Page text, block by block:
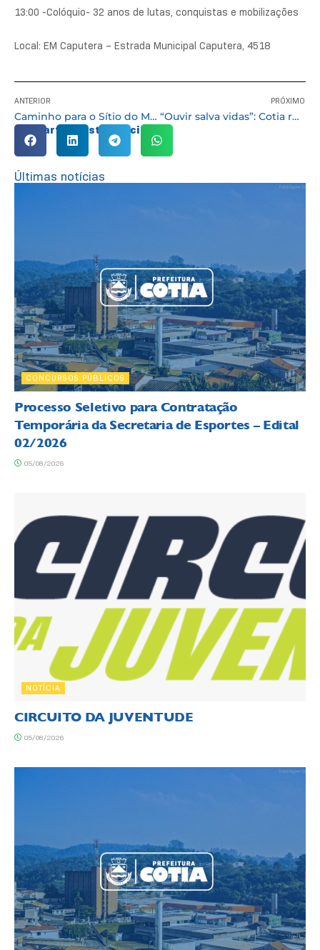
13:00 -Colóquio- 32 anos de lutas, conquistas e mobilizações
Local: EM Caputera – Estrada Municipal Caputera, 4518
ANTERIOR
Caminho para o Sítio do Mandu recebe asfalto e obras de infraestrutura
PRÓXIMO
“Ouvir salva vidas”: Cotia reforça alerta contra abuso e exploração sexual de crianças e adolescentes
Compartilhe esta notícia:
Últimas notícias
CONCURSOS PÚBLICOS
Processo Seletivo para Contratação
Temporária da Secretaria de Esportes – Edital
02/2026
05/08/2026
NOTÍCIA
CIRCUITO DA JUVENTUDE
05/08/2026